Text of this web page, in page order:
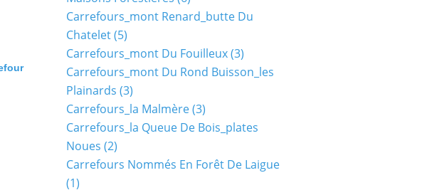
Carrefours_mont Renard_butte Du
Chatelet(5)
Carrefours_mont Du Fouilleux(3)
Carrefours_mont Du Rond Buisson_les
Plainards (3)
Carrefours_la Malmère(3)
Carrefours_la Queue De Bois_plates
Noues (2)
Carrefours Nommés En Forêt De Laigue
(1)